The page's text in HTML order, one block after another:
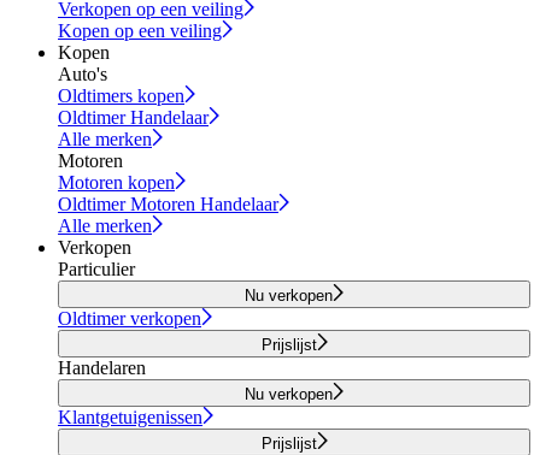
Verkopen op een veiling
Kopen op een veiling
Kopen
Auto's
Oldtimers kopen
Oldtimer Handelaar
Alle merken
Motoren
Motoren kopen
Oldtimer Motoren Handelaar
Alle merken
Verkopen
Particulier
Nu verkopen
Oldtimer verkopen
Prijslijst
Handelaren
Nu verkopen
Klantgetuigenissen
Prijslijst